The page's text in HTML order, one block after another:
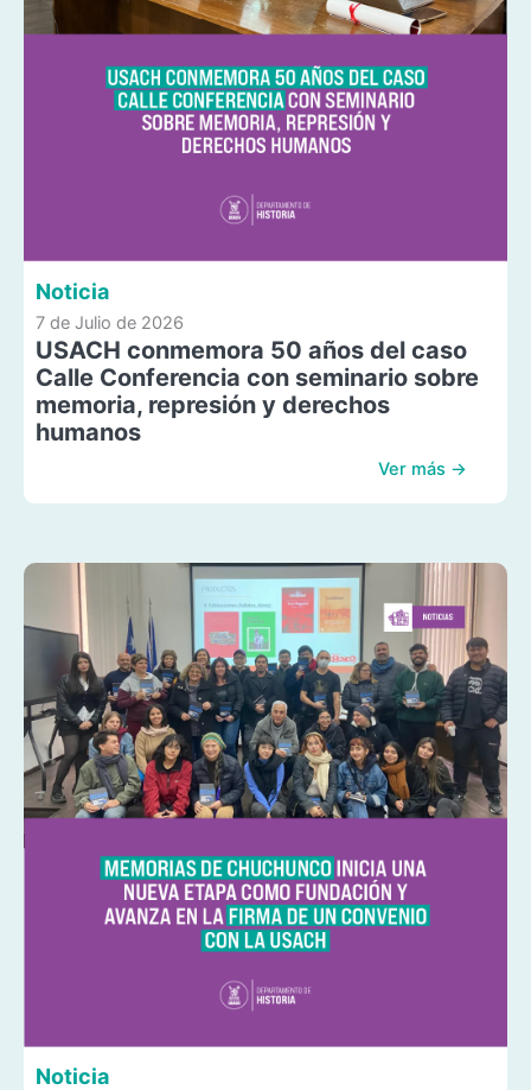
Noticia
7 de Julio de 2026
USACH conmemora 50 años del caso
Calle Conferencia con seminario sobre
memoria, represión y derechos
humanos
Ver más →
Noticia